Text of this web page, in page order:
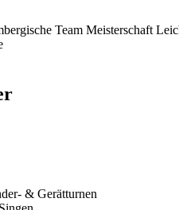
Team Meisterschaft
& Gerätturnen